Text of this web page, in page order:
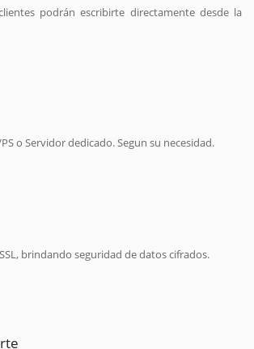
podrán escribirte directamente desde la
o Servidor dedicado. Segun su necesidad.
brindando seguridad de datos cifrados.